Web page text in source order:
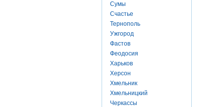
Сумы
Счастье
Тернополь
Ужгород
Фастов
Феодосия
Харьков
Херсон
Хмельник
Хмельницкий
Черкассы